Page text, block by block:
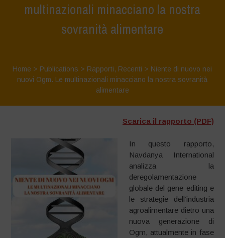
multinazionali minacciano la nostra
sovranità alimentare
Home > Publications > Rapporti, Recenti > Niente di nuovo nei
nuovi Ogm. Le multinazionali minacciano la nostra sovranità
alimentare
Scarica il rapporto (PDF)
In questo rapporto,
Navdanya International
analizza la
deregolamentazione
globale del gene editing e
le strategie dell’industria
agroalimentare dietro una
nuova generazione di
Ogm, attualmente in fase